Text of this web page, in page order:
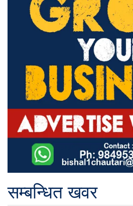
सम्बन्धित खवर